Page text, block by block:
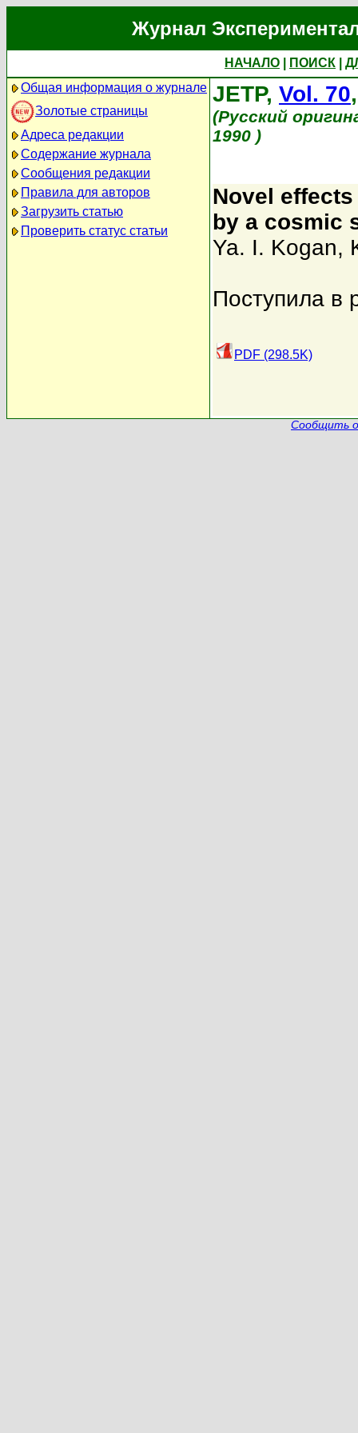
Журнал
НАЧАЛО ПОИСК
Общая информация о журнале
Золотые страницы
Адреса редакции
Содержание журнала
Сообщения редакции
Правила для авторов
Загрузить статью
Проверить статус статьи
JETP, Vol. 70
(Русский
1990 )
Novel
by a cosmic
Ya. I. Kogan,
Поступила в
PDF (298.5K)
Сообщить о